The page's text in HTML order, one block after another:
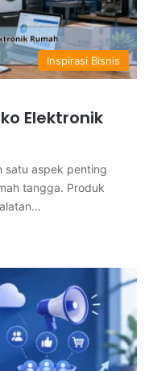
Inspirasi Bisnis
Elektronik
satu aspek penting
tangga. Produk